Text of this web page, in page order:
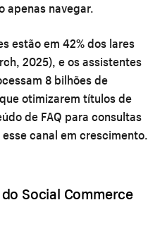
apenas navegar.
estão em 42% dos lares
2025), e os assistentes
8 bilhões de
otimizarem títulos de
de FAQ para consultas
canal em crescimento.
Social Commerce